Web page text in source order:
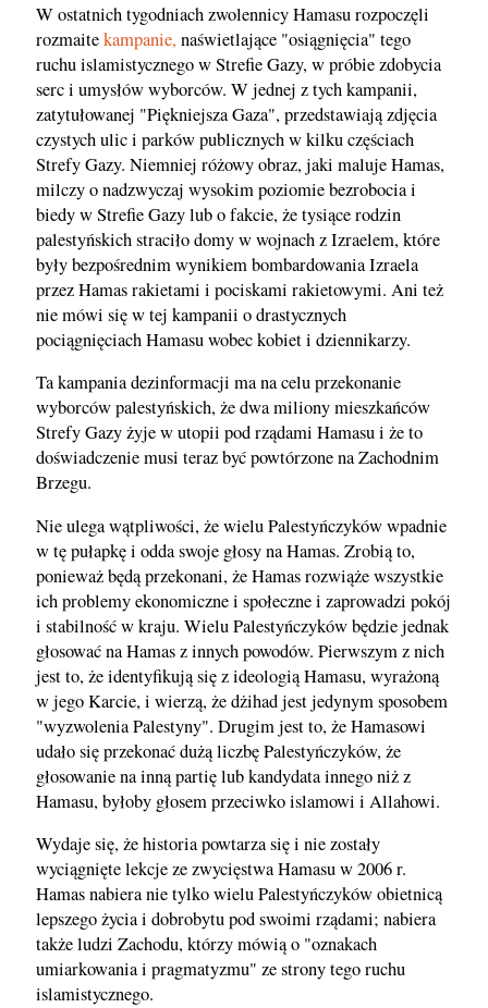
W ostatnich tygodniach zwolennicy Hamasu rozpoczęli
rozmaitekampanie, naświetlające "osiągnięcia" tego
ruchu islamistycznego w Strefie Gazy, w próbie zdobycia
serc i umysłów wyborców. W jednej z tych kampanii,
zatytułowanej "Piękniejsza Gaza", przedstawiają zdjęcia
czystych ulic i parków publicznych w kilku częściach
Strefy Gazy. Niemniej różowy obraz, jaki maluje Hamas,
milczy o nadzwyczaj wysokim poziomie bezrobocia i
biedy w Strefie Gazy lub o fakcie, że tysiące rodzin
palestyńskich straciło domy w wojnach z Izraelem, które
były bezpośrednim wynikiem bombardowania Izraela
przez Hamas rakietami i pociskami rakietowymi. Ani też
nie mówi się w tej kampanii o drastycznych
pociągnięciach Hamasu wobec kobiet i dziennikarzy.
Ta kampania dezinformacji ma na celu przekonanie
wyborców palestyńskich, że dwa miliony mieszkańców
Strefy Gazy żyje w utopii pod rządami Hamasu i że to
doświadczenie musi teraz być powtórzone na Zachodnim
Brzegu.
Nie ulega wątpliwości, że wielu Palestyńczyków wpadnie
w tę pułapkę i odda swoje głosy na Hamas. Zrobią to,
ponieważ będą przekonani, że Hamas rozwiąże wszystkie
ich problemy ekonomiczne i społeczne i zaprowadzi pokój
i stabilność w kraju. Wielu Palestyńczyków będzie jednak
głosować na Hamas z innych powodów. Pierwszym z nich
jest to, że identyfikują się z ideologią Hamasu, wyrażoną
w jego Karcie, i wierzą, że dżihad jest jedynym sposobem
"wyzwolenia Palestyny". Drugim jest to, że Hamasowi
udało się przekonać dużą liczbę Palestyńczyków, że
głosowanie na inną partię lub kandydata innego niż z
Hamasu, byłoby głosem przeciwko islamowi i Allahowi.
Wydaje się, że historia powtarza się i nie zostały
wyciągnięte lekcje ze zwycięstwa Hamasu w 2006 r.
Hamas nabiera nie tylko wielu Palestyńczyków obietnicą
lepszego życia i dobrobytu pod swoimi rządami; nabiera
także ludzi Zachodu, którzy mówią o "oznakach
umiarkowania i pragmatyzmu" ze strony tego ruchu
islamistycznego.